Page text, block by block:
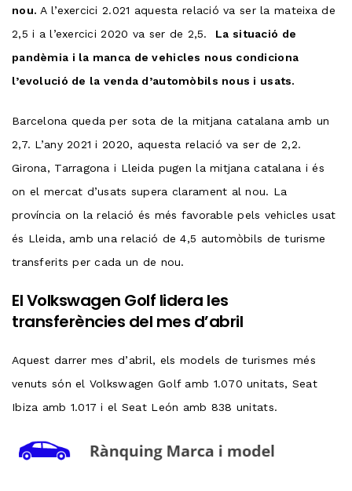
nou. A l’exercici 2.021 aquesta relació va ser la mateixa de
2,5 i a l’exercici 2020 va ser de 2,5. La situació de
pandèmia i la manca de vehicles nous condiciona
l’evolució de la venda d’automòbils nous i usats.
Barcelona queda per sota de la mitjana catalana amb un
2,7. L’any 2021 i 2020, aquesta relació va ser de 2,2.
Girona, Tarragona i Lleida pugen la mitjana catalana i és
on el mercat d’usats supera clarament al nou. La
província on la relació és més favorable pels vehicles usat
és Lleida, amb una relació de 4,5 automòbils de turisme
transferits per cada un de nou.
El Volkswagen Golf lidera les
transferències del mes d’abril
Aquest darrer mes d’abril, els models de turismes més
venuts són el Volkswagen Golf amb 1.070 unitats, Seat
Ibiza amb 1.017 i el Seat León amb 838 unitats.